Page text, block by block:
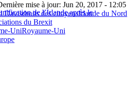
de l’Irlande après le
mise à jour: Jun 20, 2017 - 12:05
Davisdroits des citoyensIrlande du Nord
du Brexit
UniRoyaume-Uni